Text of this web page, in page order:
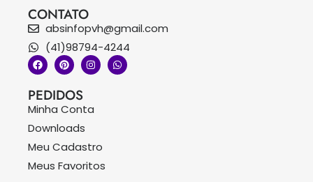
CONTATO
absinfopvh@gmail.com
(41)98794-4244
PEDIDOS
Minha Conta
Downloads
Meu Cadastro
Meus Favoritos